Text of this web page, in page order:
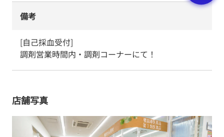
備考
[自己採血受付]
調剤営業時間内・調剤コーナーにて！
店舗写真